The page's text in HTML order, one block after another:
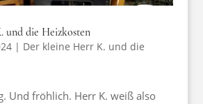
und die Heizkosten
| Der kleine Herr K. und die
Und fröhlich. Herr K. weiß also